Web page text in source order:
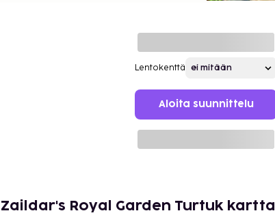
Lentokenttä
Aloita suunnittelu
Zaildar's Royal Garden Turtuk kartta